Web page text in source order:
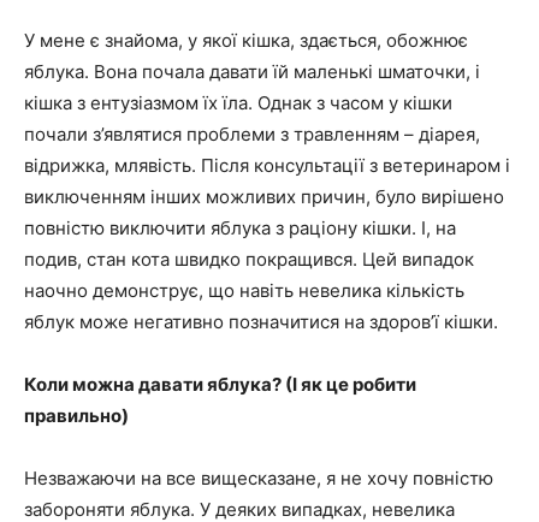
У мене є знайома, у якої кішка, здається, обожнює
яблука. Вона почала давати їй маленькі шматочки, і
кішка з ентузіазмом їх їла. Однак з часом у кішки
почали з’являтися проблеми з травленням – діарея,
відрижка, млявість. Після консультації з ветеринаром і
виключенням інших можливих причин, було вирішено
повністю виключити яблука з раціону кішки. І, на
подив, стан кота швидко покращився. Цей випадок
наочно демонструє, що навіть невелика кількість
яблук може негативно позначитися на здоров’ї кішки.
Коли можна давати яблука? (І як це робити
правильно)
Незважаючи на все вищесказане, я не хочу повністю
забороняти яблука. У деяких випадках, невелика